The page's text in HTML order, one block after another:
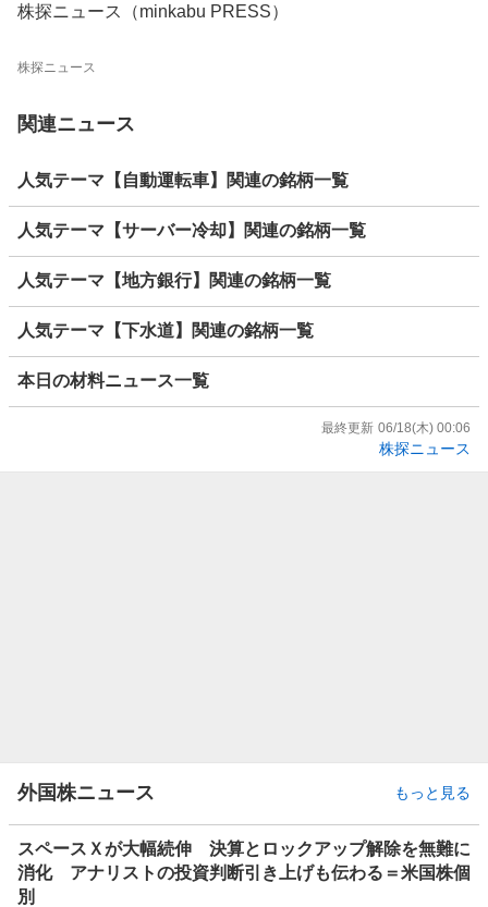
株探ニュース（minkabu PRESS）
株探ニュース
関連ニュース
人気テーマ【自動運転車】関連の銘柄一覧
人気テーマ【サーバー冷却】関連の銘柄一覧
人気テーマ【地方銀行】関連の銘柄一覧
人気テーマ【下水道】関連の銘柄一覧
本日の材料ニュース一覧
最終更新 06/18(木) 00:06
株探ニュース
外国株ニュース もっと見る
スペースＸが大幅続伸 決算とロックアップ解除を無難に
消化 アナリストの投資判断引き上げも伝わる＝米国株個
別